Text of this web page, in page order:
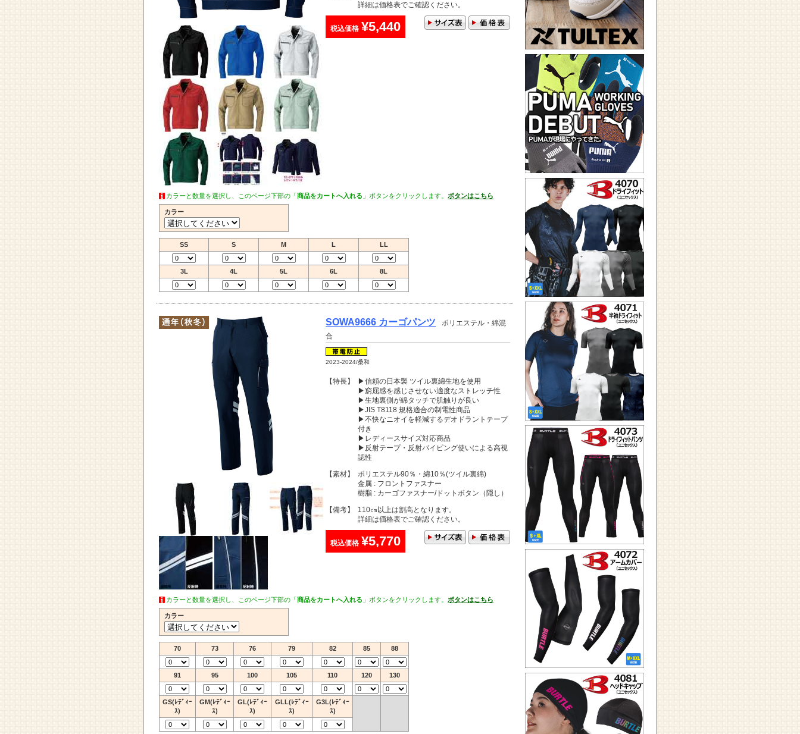
詳細は価格表でご確認ください。
税込価格 ¥5,440
カラーと数量を選択し、このページ下部の「商品をカートへ入れる 」ボタンをクリックします。 ボタンはこちら
カラー
SS S M L LL
3L 4L 5L 6L 8L
SOWA9666 カーゴパンツ
ポリエステル・綿混
合
2023-2024/桑和
【特長】
▶信頼の日本製 ツイル裏綿生地を使用
▶窮屈感を感じさせない適度なストレッチ性
▶生地裏側が綿タッチで肌触りが良い
▶JIS T8118 規格適合の制電性商品
▶不快なニオイを軽減するデオドラントテープ
付き
▶レディースサイズ対応商品
▶反射テープ・反射パイピング使いによる高視
認性
【素材】
ポリエステル90％・綿10％(ツイル裏綿)
金属 : フロントファスナー
樹脂 : カーゴファスナー/ドットボタン（隠し）
【備考】
110㎝以上は割高となります。
詳細は価格表でご確認ください。
税込価格 ¥5,770
カラーと数量を選択し、このページ下部の「商品をカートへ入れる 」ボタンをクリックします。 ボタンはこちら
カラー
70 73 76 79 82 85 88
91 95 100 105 110 120 130
GS(ﾚﾃﾞｨｰ
ｽ)
GM(ﾚﾃﾞｨｰ
ｽ)
GL(ﾚﾃﾞｨｰ
ｽ)
GLL(ﾚﾃﾞｨｰ
ｽ)
G3L(ﾚﾃﾞｨｰ
ｽ)